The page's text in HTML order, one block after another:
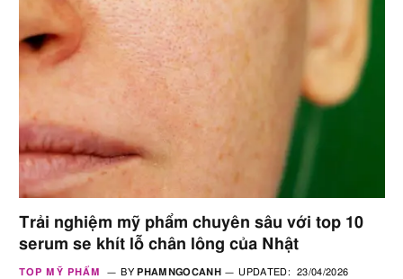
Trải nghiệm mỹ phẩm chuyên sâu với top 10
serum se khít lỗ chân lông của Nhật
TOP MỸ PHẨM BY PHAMNGOCANH UPDATED: 23/04/2026